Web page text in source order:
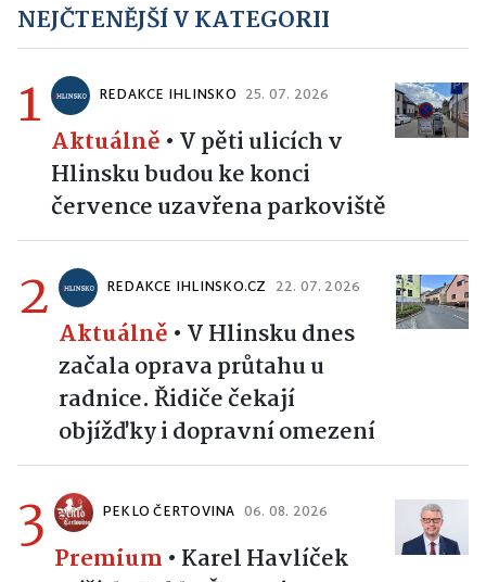
NEJČTENĚJŠÍ V KATEGORII
1 REDAKCE IHLINSKO 25. 07. 2026
Aktuálně • V pěti ulicích v
Hlinsku budou ke konci
července uzavřena parkoviště
2 REDAKCE IHLINSKO.CZ 22. 07. 2026
Aktuálně • V Hlinsku dnes
začala oprava průtahu u
radnice. Řidiče čekají
objížďky i dopravní omezení
3 PEKLO ČERTOVINA 06. 08. 2026
Premium • Karel Havlíček